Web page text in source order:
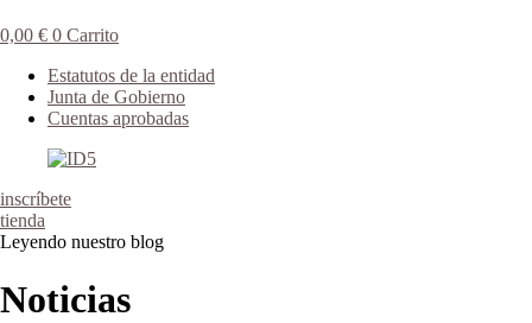
0,00 € 0 Carrito
Estatutos de la entidad
Junta de Gobierno
Cuentas aprobadas
inscríbete
tienda
Leyendo nuestro blog
Noticias